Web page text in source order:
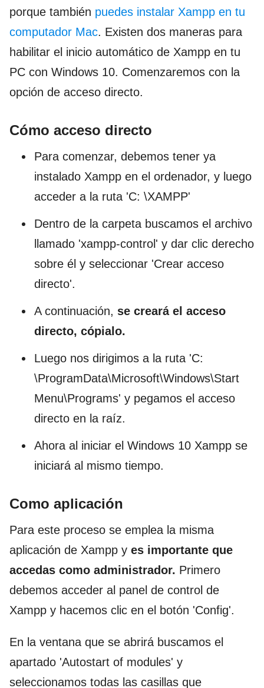
porque también puedes instalar Xampp en tu
computador Mac. Existen dos maneras para
habilitar el inicio automático de Xampp en tu
PC con Windows 10. Comenzaremos con la
opción de acceso directo.
Cómo acceso directo
Para comenzar, debemos tener ya
instalado Xampp en el ordenador, y luego
acceder a la ruta 'C: \XAMPP'
Dentro de la carpeta buscamos el archivo
llamado 'xampp-control' y dar clic derecho
sobre él y seleccionar 'Crear acceso
directo'.
A continuación, se creará el acceso
directo, cópialo.
Luego nos dirigimos a la ruta 'C:
\ProgramData\Microsoft\Windows\Start
Menu\Programs' y pegamos el acceso
directo en la raíz.
Ahora al iniciar el Windows 10 Xampp se
iniciará al mismo tiempo.
Como aplicación
Para este proceso se emplea la misma
aplicación de Xampp y es importante que
accedas como administrador. Primero
debemos acceder al panel de control de
Xampp y hacemos clic en el botón 'Config'.
En la ventana que se abrirá buscamos el
apartado 'Autostart of modules' y
seleccionamos todas las casillas que